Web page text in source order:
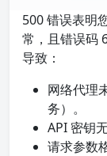
500 错误表明
常，且错误码
导致：
网络代理
务）。
API 密钥
请求参数